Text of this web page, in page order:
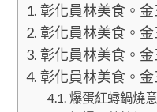
彰化員林美食。金
彰化員林美食。
彰化員林美食。
彰化員林美食。
爆蛋紅蟳鍋燒